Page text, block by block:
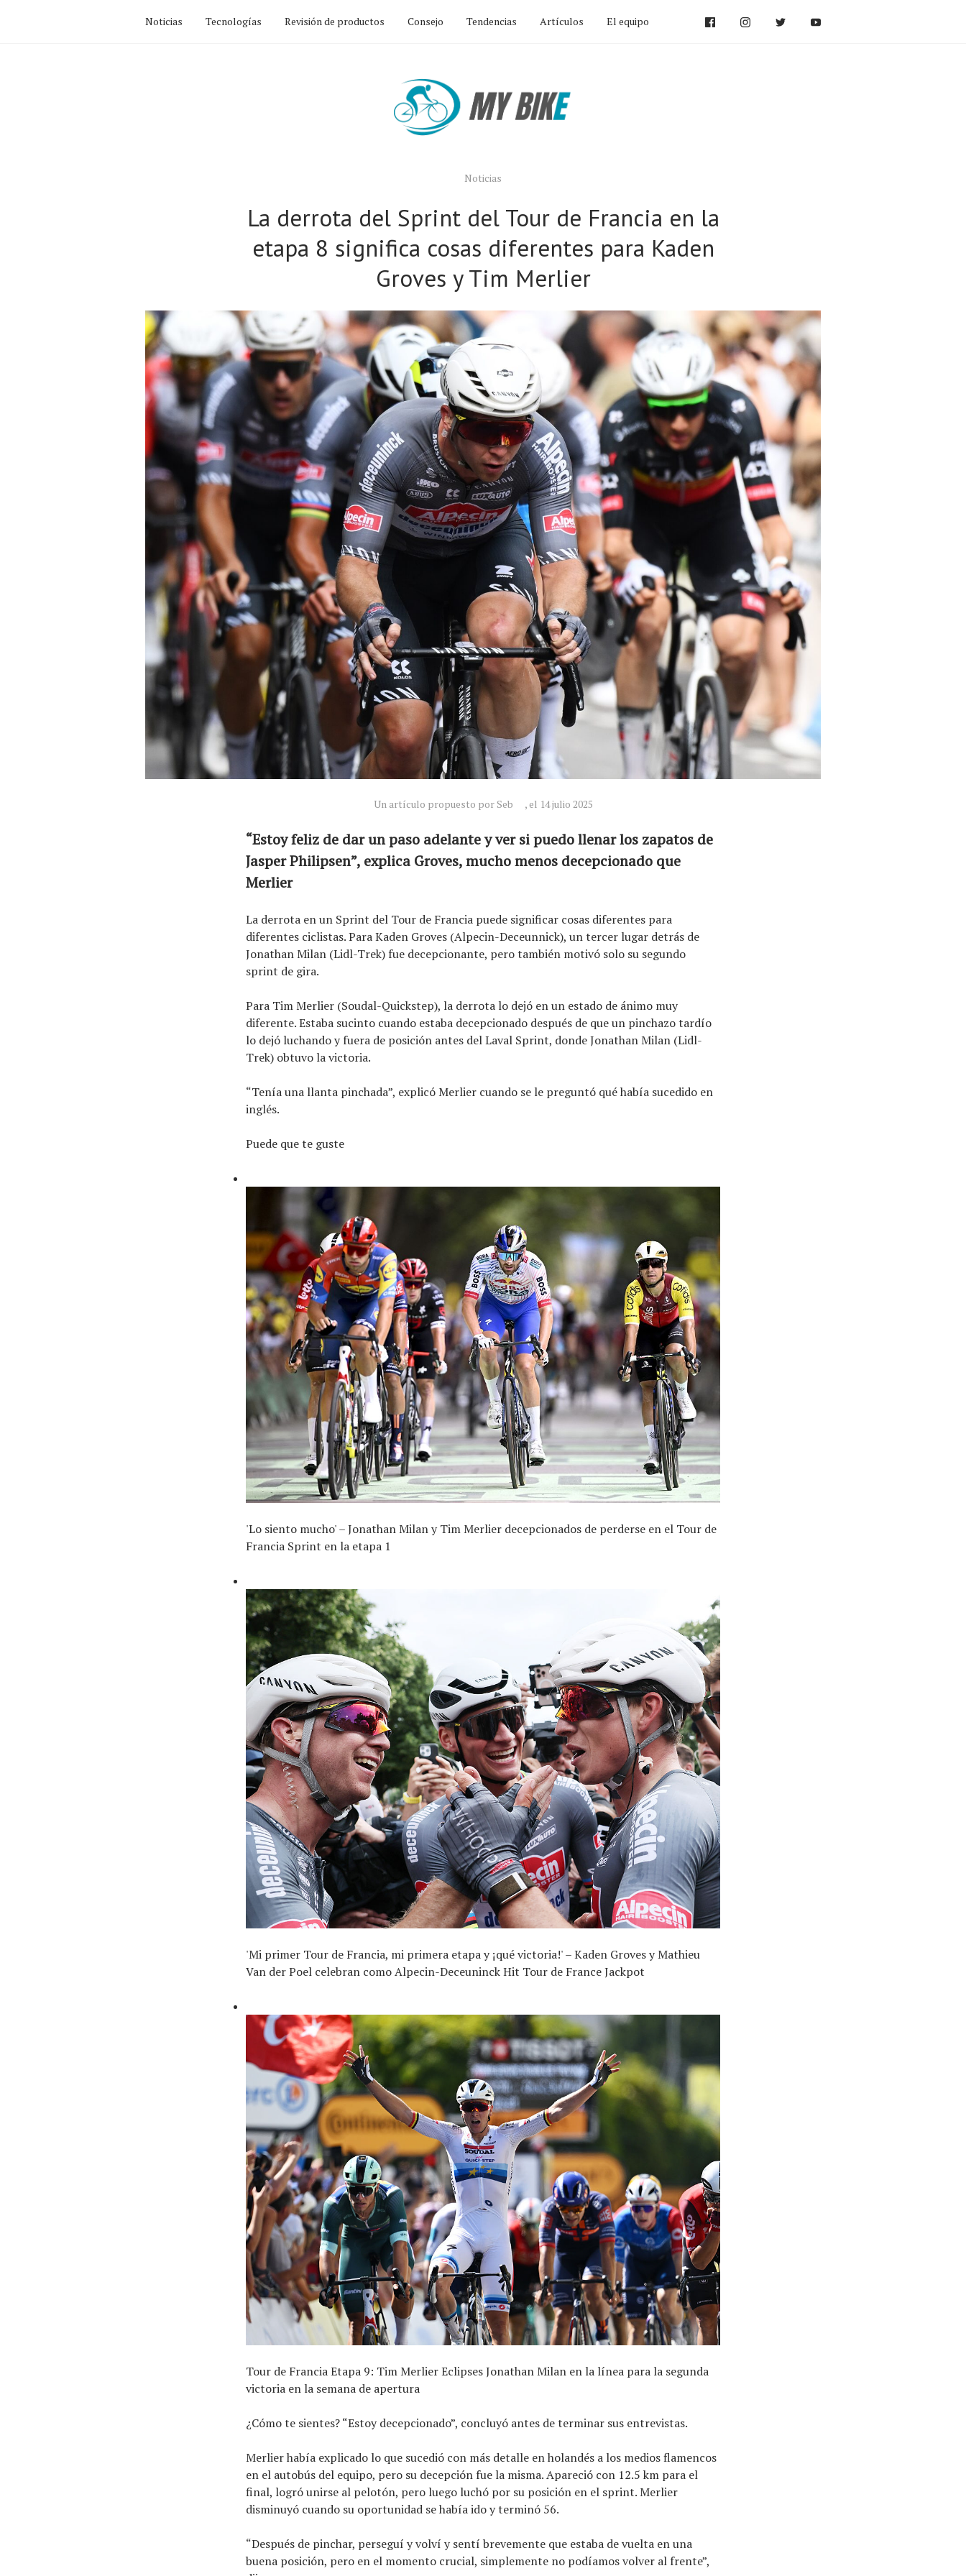
Noticias Tecnologías Revisión de productos Consejo Tendencias Artículos El equipo
Noticias
La derrota del Sprint del Tour de Francia en la
etapa 8 significa cosas diferentes para Kaden
Groves y Tim Merlier
Un artículo propuesto por Seb , el 14 julio 2025
“Estoy feliz de dar un paso adelante y ver si puedo llenar los zapatos de
Jasper Philipsen”, explica Groves, mucho menos decepcionado que
Merlier
La derrota en un Sprint del Tour de Francia puede significar cosas diferentes para
diferentes ciclistas. Para Kaden Groves (Alpecin-Deceunnick), un tercer lugar detrás de
Jonathan Milan (Lidl-Trek) fue decepcionante, pero también motivó solo su segundo
sprint de gira.
Para Tim Merlier (Soudal-Quickstep), la derrota lo dejó en un estado de ánimo muy
diferente. Estaba sucinto cuando estaba decepcionado después de que un pinchazo tardío
lo dejó luchando y fuera de posición antes del Laval Sprint, donde Jonathan Milan (Lidl-
Trek) obtuvo la victoria.
“Tenía una llanta pinchada”, explicó Merlier cuando se le preguntó qué había sucedido en
inglés.
Puede que te guste
'Lo siento mucho' – Jonathan Milan y Tim Merlier decepcionados de perderse en el Tour de
Francia Sprint en la etapa 1
'Mi primer Tour de Francia, mi primera etapa y ¡qué victoria!' – Kaden Groves y Mathieu
Van der Poel celebran como Alpecin-Deceuninck Hit Tour de France Jackpot
Tour de Francia Etapa 9: Tim Merlier Eclipses Jonathan Milan en la línea para la segunda
victoria en la semana de apertura
¿Cómo te sientes? “Estoy decepcionado”, concluyó antes de terminar sus entrevistas.
Merlier había explicado lo que sucedió con más detalle en holandés a los medios flamencos
en el autobús del equipo, pero su decepción fue la misma. Apareció con 12.5 km para el
final, logró unirse al pelotón, pero luego luchó por su posición en el sprint. Merlier
disminuyó cuando su oportunidad se había ido y terminó 56.
“Después de pinchar, perseguí y volví y sentí brevemente que estaba de vuelta en una
buena posición, pero en el momento crucial, simplemente no podíamos volver al frente”,